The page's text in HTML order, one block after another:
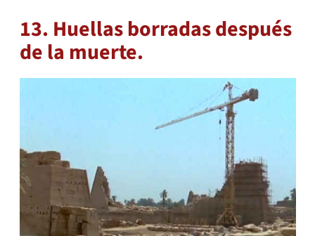
13. Huellas borradas después
de la muerte.